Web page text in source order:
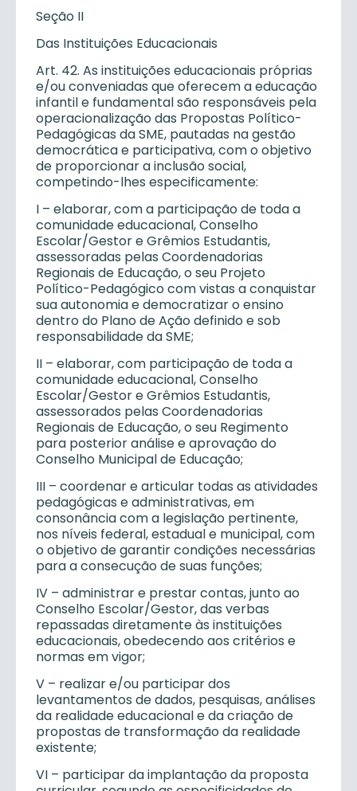
Seção II
Das Instituições Educacionais
Art. 42. As instituições educacionais próprias
e/ou conveniadas que oferecem a educação
infantil e fundamental são responsáveis pela
operacionalização das Propostas Político-
Pedagógicas da SME, pautadas na gestão
democrática e participativa, com o objetivo
de proporcionar a inclusão social,
competindo-lhes especificamente:
I – elaborar, com a participação de toda a
comunidade educacional, Conselho
Escolar/Gestor e Grêmios Estudantis,
assessoradas pelas Coordenadorias
Regionais de Educação, o seu Projeto
Político-Pedagógico com vistas a conquistar
sua autonomia e democratizar o ensino
dentro do Plano de Ação definido e sob
responsabilidade da SME;
II – elaborar, com participação de toda a
comunidade educacional, Conselho
Escolar/Gestor e Grêmios Estudantis,
assessorados pelas Coordenadorias
Regionais de Educação, o seu Regimento
para posterior análise e aprovação do
Conselho Municipal de Educação;
III – coordenar e articular todas as atividades
pedagógicas e administrativas, em
consonância com a legislação pertinente,
nos níveis federal, estadual e municipal, com
o objetivo de garantir condições necessárias
para a consecução de suas funções;
IV – administrar e prestar contas, junto ao
Conselho Escolar/Gestor, das verbas
repassadas diretamente às instituições
educacionais, obedecendo aos critérios e
normas em vigor;
V – realizar e/ou participar dos
levantamentos de dados, pesquisas, análises
da realidade educacional e da criação de
propostas de transformação da realidade
existente;
VI – participar da implantação da proposta